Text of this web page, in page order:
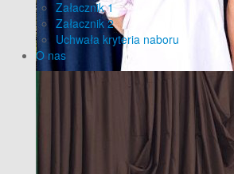
Załacznik 1
Załacznik 2
Uchwała kryteria naboru
O nas